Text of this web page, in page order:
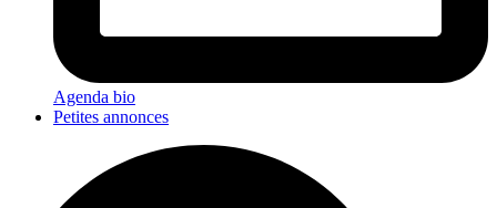
Agenda bio
Petites annonces